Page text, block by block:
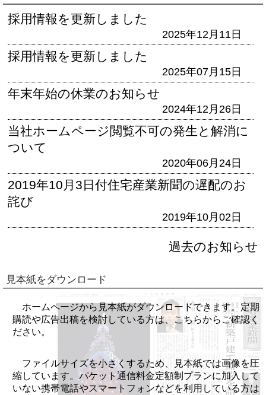
採用情報を更新しました
2025年12月11日
採用情報を更新しました
2025年07月15日
年末年始の休業のお知らせ
2024年12月26日
当社ホームページ閲覧不可の発生と解消に
ついて
2020年06月24日
2019年10月3日付住宅産業新聞の遅配のお
詫び
2019年10月02日
過去のお知らせ
見本紙をダウンロード
ホームページから見本紙がダウンロードできます。定期
購読や広告出稿を検討している方は、こちらからご確認く
ださい。
ファイルサイズを小さくするため、見本紙では画像を圧
縮しています。パケット通信料金定額制プランに加入して
いない携帯電話やスマートフォンなどを利用している方は